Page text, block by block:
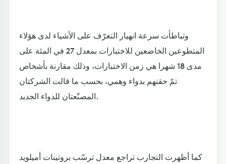
وتباطأت سرعة انهيار التعرّف على الأشياء لدى هؤلاء
المتطوعين الخاضعين للاختبارات بمعدل 27 في المئة على
مدى 18 شهرا هي زمن الاختبارات، وذلك مقارنة بأشخاص
تمّ حقنهم بدواء وهمي، بحسب ما قالت الشركتان
المصنّعتان للدواء الجديد.
كما أظهرت التجارب تراجع معدل ترسّب بروتينات أميلويد